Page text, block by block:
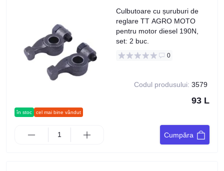
în stoc cel mai bine vândut
Culbutoare cu șuruburi de
reglare TT AGRO MOTO
pentru motor diesel 190N,
set: 2 buc.
0
Codul produsului: 3579
93 L
Cumpăra